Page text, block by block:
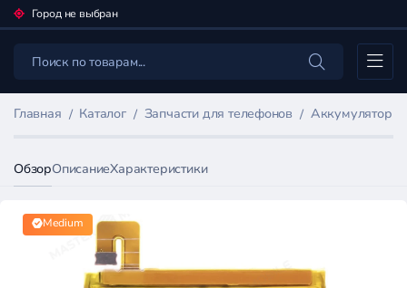
Город не выбран
Каталог
Главная Каталог Запчасти для телефонов Аккумуляторы
ОбзорОписаниеХарактеристики
Medium